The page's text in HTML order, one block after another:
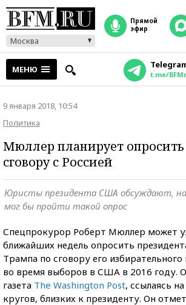
Москва
прямой
эфир
МЕНЮ t.me/
9 января 2018, 10:54
Политика
Мюллер планирует
сговору с Россией
Юристы президента США обсуждают, на
мог бы пройти такой опрос
Спецпрокурор Роберт Мюллер может
ближайших недель опросить
Трампа по сговору его
во время выборов в США в 2016 году.
газета The Washington Post, ссылаясь
кругов, близких к президенту. Он